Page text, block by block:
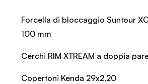
Forcella di bloccaggio Suntour
100 mm
Cerchi RIM XTREAM a doppia
Copertoni Kenda 29x2.20